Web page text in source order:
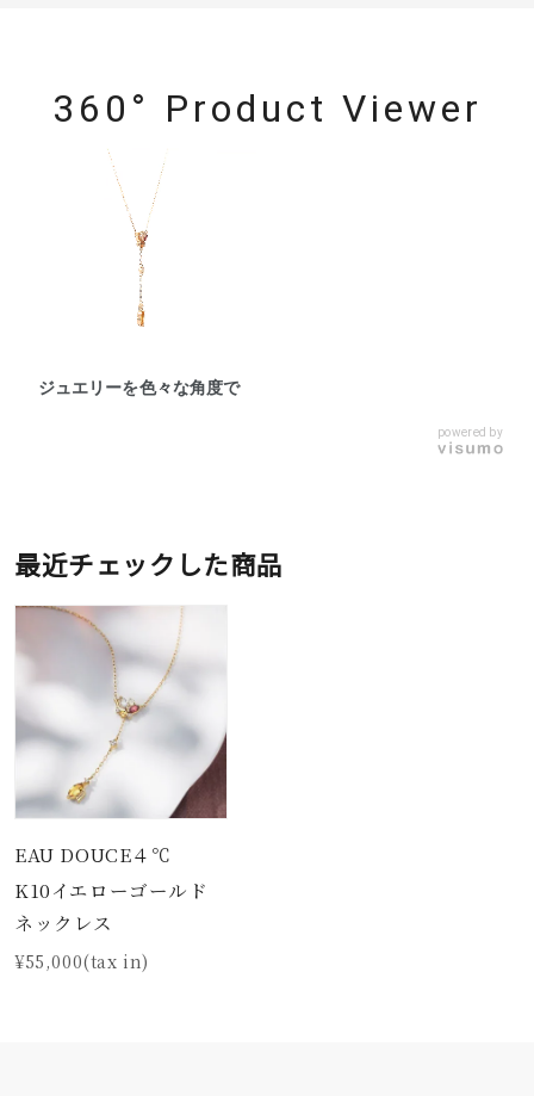
360° Product Viewer
ジュエリーを色々な角度で
powered by
最近チェックした商品
EAU DOUCE４℃
K10イエローゴールド
ネックレス
¥55,000(tax in)